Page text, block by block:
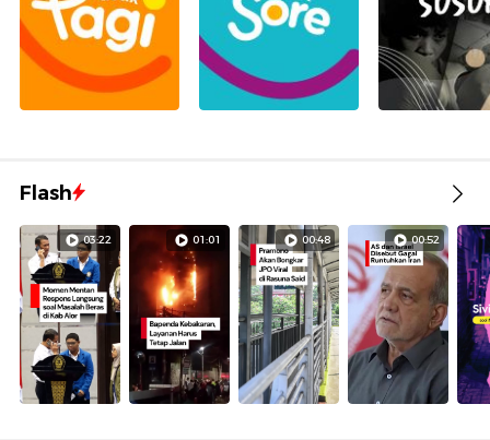
Flash
03:22 01:01 00:48 00:52